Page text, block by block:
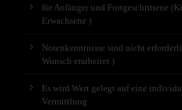
für Anfänger und Fortgeschrittene
Erwachsene )
Notenkenntnisse sind nicht
Wunsch erarbeitet )
Es wird Wert gelegt auf eine
Vermittlung